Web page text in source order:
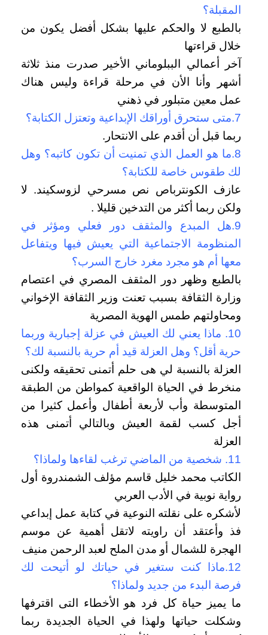
المقبلة؟
بالطبع لا والحكم عليها بشكل أفضل يكون من
خلال قراءتها
آخر أعمالي الببلوماني الأخير صدرت منذ ثلاثة
أشهر وأنا الأن في مرحلة قراءة وليس هناك
عمل معين متبلور في ذهني
7.متى ستحرق أوراقك الإبداعية وتعتزل الكتابة؟
ربما قبل أن أقدم على الانتحار.
8.ما هو العمل الذي تمنيت أن تكون كاتبه؟ وهل
لك طقوس خاصة للكتابة؟
عازف الكونترباص نص مسرحي لزوسكيند. لا
ولكن ربما أكثر من التدخين قليلا .
9.هل المبدع والمثقف دور فعلي ومؤثر في
المنظومة الاجتماعية التي يعيش فيها ويتفاعل
معها أم هو مجرد مغرد خارج السرب؟
بالطبع وظهر دور المثقف المصري في اعتصام
وزارة الثقافة بسبب تعنت وزير الثقافة الإخواني
ومحاولتهم طمس الهوية المصرية
10. ماذا يعني لك العيش في عزلة إجبارية وربما
حرية أقل؟ وهل العزلة قيد أم حرية بالنسبة لك؟
العزلة بالنسبة لي هى حلم أتمنى تحقيقه ولكنى
منخرط في الحياة الواقعية كمواطن من الطبقة
المتوسطة وأب لأربعة أطفال وأعمل كثيرا من
أجل كسب لقمة العيش وبالتالي أتمنى هذه
العزلة
11. شخصية من الماضي ترغب لقاءها ولماذا؟
الكاتب محمد خليل قاسم مؤلف الشمندروة أول
رواية نوبية في الأدب العربي
لأشكره على نقلته النوعية في كتابة عمل إبداعي
فذ وأعتقد أن راويته لاتقل أهمية عن موسم
الهجرة للشمال أو مدن الملح لعبد الرحمن منيف
12.ماذا كنت ستغير في حياتك لو أتيحت لك
فرصة البدء من جديد ولماذا؟
ما يميز حياة كل فرد هو الأخطاء التى اقترفها
وشكلت حياتها ولهذا في الحياة الجديدة ربما